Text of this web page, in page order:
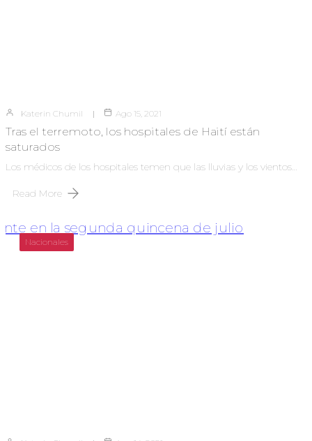
Katerin Chumil Ago 15, 2021
Tras el terremoto, los hospitales de Haití están
saturados
Los médicos de los hospitales temen que las lluvias y los vientos…
Read More
Nacionales